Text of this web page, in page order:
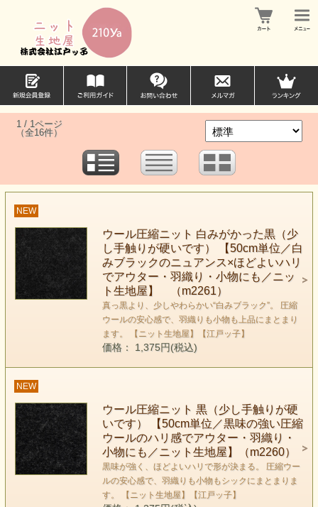
1 / 1ページ
（全16件）
NEW
ウール圧縮ニット 白みがかった黒（少
し手触りが硬いです） 【50cm単位／白
みブラックのニュアンス×ほどよいハリ
でアウター・羽織り・小物にも／ニッ
ト生地屋】 （m2261）
真っ黒より、少しやわらかい“白みブラック”。 圧縮
ウールの安心感で、羽織りも小物も上品にまとまり
ます。 【ニット生地屋】【江戸ッ子】
価格： 1,375円(税込)
NEW
ウール圧縮ニット 黒（少し手触りが硬
いです） 【50cm単位／黒味の強い圧縮
ウールのハリ感でアウター・羽織り・
小物にも／ニット生地屋】（m2260）
黒味が強く、ほどよいハリで形が決まる。 圧縮ウー
ルの安心感で、羽織りも小物もシックにまとまりま
す。 【ニット生地屋】【江戸ッ子】